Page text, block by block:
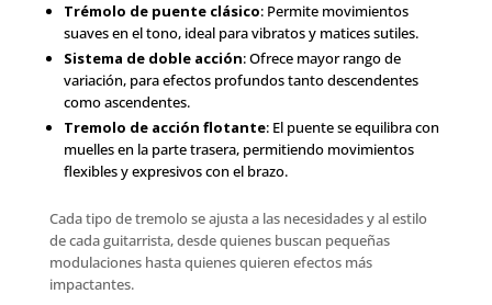
Trémolo de puente clásico: Permite movimientos
suaves en el tono, ideal para vibratos y matices sutiles.
Sistema de doble acción: Ofrece mayor rango de
variación, para efectos profundos tanto descendentes
como ascendentes.
Tremolo de acción flotante: El puente se equilibra con
muelles en la parte trasera, permitiendo movimientos
flexibles y expresivos con el brazo.
Cada tipo de tremolo se ajusta a las necesidades y al estilo
de cada guitarrista, desde quienes buscan pequeñas
modulaciones hasta quienes quieren efectos más
impactantes.